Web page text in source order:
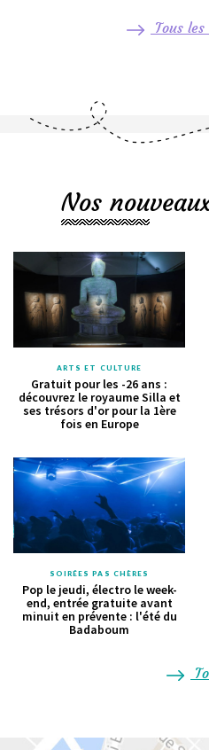
Tous
Nos
ARTS ET CULTURE
Gratuit pour les -26 ans :
découvrez le royaume Silla et
ses trésors d'or pour la 1ère
fois en Europe
SOIRÉES PAS CHÈRES
Pop le jeudi, électro le week-
end, entrée gratuite avant
minuit en prévente : l'été du
Badaboum